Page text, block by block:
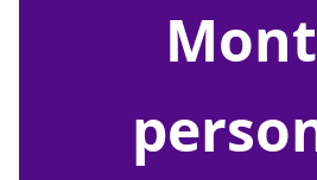
monte-